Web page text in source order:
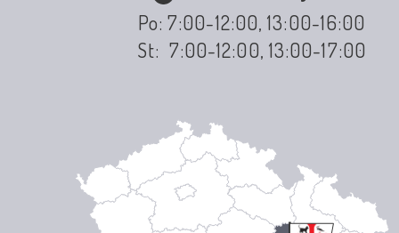
Po: 7:00-12:00, 13:00-16:00
St: 7:00-12:00, 13:00-17:00